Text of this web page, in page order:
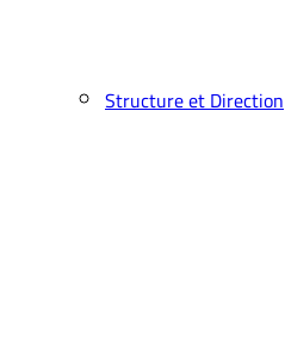
Structure et Direction